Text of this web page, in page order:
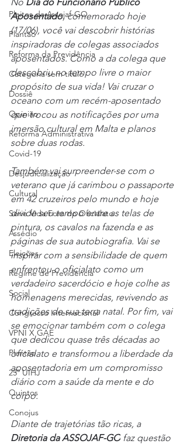
Pleitos da Assojaf-GO
Plantão
Reforma da Previdência
Categoria sem título
Dossiê
Opinião
Reforma Administrativa
Covid-19
Desjudicialização
Cultural
Serie Vida Fora do Oficialato
Assédio
Eleições
Regime de Previdência
Social
Congresso Internacional
VPNI X GAE
Plantão
25º UIHJ
Quintos
Conojus
Aposentado, comemorado hoje
(17/06), você vai descobrir histórias
inspiradoras de colegas associados
aposentados. Como a da colega que
descobriu no tempo livre o maior
propósito de sua vida! Vai cruzar o
oceano com um recém-aposentado
que trocou as notificações por uma
imersão cultural em Malta e planos
sobre duas rodas.
Também vai surpreender-se com o
veterano que já carimbou o passaporte
em 42 cruzeiros pelo mundo e hoje
divide seu tempo entre as telas de
pintura, os cavalos na fazenda e as
páginas de sua autobiografia. Vai se
inspirar com a sensibilidade de quem
enfrentou o oficialato como um
verdadeiro sacerdócio e hoje colhe as
homenagens merecidas, revivendo as
tradições de sua terra natal. Por fim, vai
se emocionar também com o colega
que dedicou quase três décadas ao
ofícialato e transformou a liberdade da
aposentadoria em um compromisso
diário com a saúde da mente e do
corpo.
Diante de trajetórias tão ricas, a
Diretoria da ASSOJAF-GO faz questão